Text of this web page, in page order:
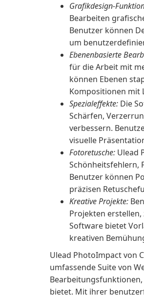
Grafikdesign-
Bearbeiten
Benutzer können
um
Ebenenbasierte
für die Arbeit mit
können Ebenen
Kompositionen mit
Spezialeffekte: Die
Schärfen,
verbessern.
visuelle
Fotoretusche: Ulead
Schönheitsfehlern,
Benutzer können
präzisen
Kreative Projekte:
Projekten erstellen,
Software bietet
kreativen
Ulead PhotoImpact von
umfassende Suite von
bietet. Mit ihrer